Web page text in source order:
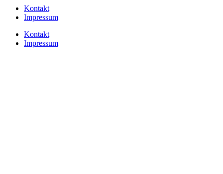
Kontakt
Impressum
Kontakt
Impressum